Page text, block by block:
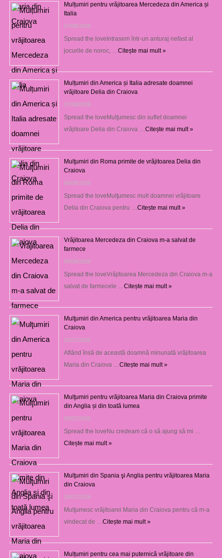
Mulțumiri pentru vrăjitoarea Mercedeza din America și
Italia
07/08/2026
Spread the loveIntrasem într-un anturaj nefast al
jocurile de noroc, … Citește mai mult »
Mulțumiri din America și Italia adresate doamnei
vrăjitoare Delia din Craiova
07/08/2026
Spread the loveMulţumesc din suflet doamnei
vrăjitoare Delia din Craiova … Citește mai mult »
Mulţumiri din Roma primite de vrăjitoarea Delia din
Craiova
06/08/2026
Spread the loveMulţumesc mult doamnei vrăjitoare
Delia din Craiova pentru … Citește mai mult »
Vrăjitoarea Mercedeza din Craiova m-a salvat de
farmece
06/08/2026
Spread the loveVrăjitoarea Mercedeza din Craiova m-a
salvat de farmecele … Citește mai mult »
Mulţumiri din America pentru vrăjitoarea Maria din
Craiova
31/07/2026
Aflând însă de această doamnă minunată vrăjitoarea
Maria din Craiova … Citește mai mult »
Mulţumiri pentru vrăjitoarea Maria din Craiova primite
din Anglia și din toată lumea
29/07/2026
Spread the loveNu credeam că o să ajung să mi …
Citește mai mult »
Mulţumiri din Spania şi Anglia pentru vrăjitoarea Maria
din Craiova
28/07/2026
Mulţumesc vrăjitoarei Maria din Craiova pentru că m-a
vindecat de … Citește mai mult »
Mulțumiri pentru cea mai puternică vrăjitoare din